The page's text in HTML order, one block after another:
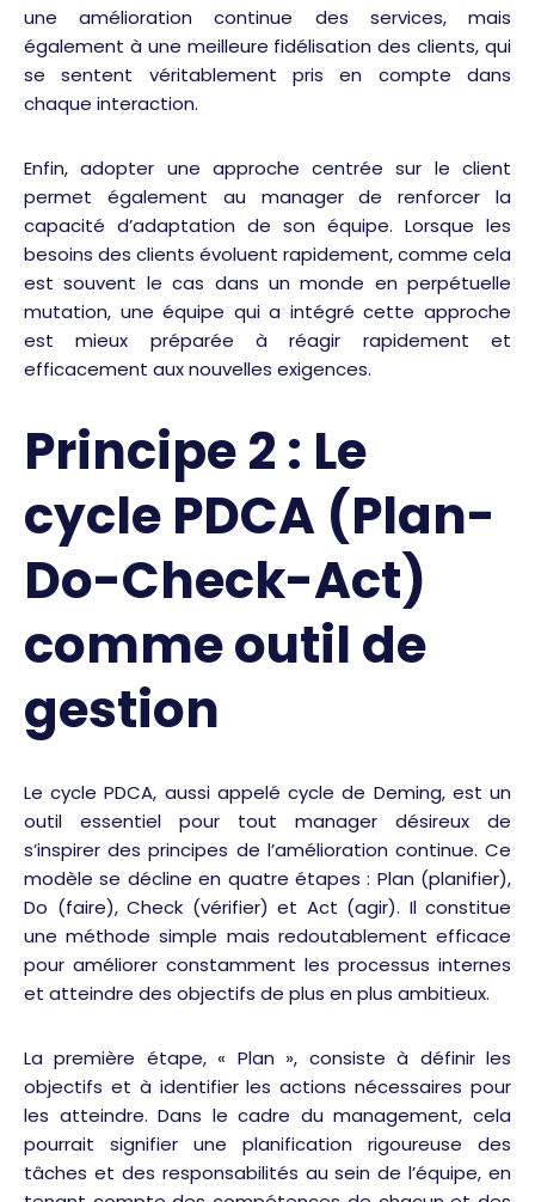
une amélioration continue des services, mais
également à une meilleure fidélisation des clients, qui
se sentent véritablement pris en compte dans
chaque interaction.
Enfin, adopter une approche centrée sur le client
permet également au manager de renforcer la
capacité d’adaptation de son équipe. Lorsque les
besoins des clients évoluent rapidement, comme cela
est souvent le cas dans un monde en perpétuelle
mutation, une équipe qui a intégré cette approche
est mieux préparée à réagir rapidement et
efficacement aux nouvelles exigences.
Principe 2 : Le
cycle PDCA (Plan-
Do-Check-Act)
comme outil de
gestion
Le cycle PDCA, aussi appelé cycle de Deming, est un
outil essentiel pour tout manager désireux de
s’inspirer des principes de l’amélioration continue. Ce
modèle se décline en quatre étapes : Plan (planifier),
Do (faire), Check (vérifier) et Act (agir). Il constitue
une méthode simple mais redoutablement efficace
pour améliorer constamment les processus internes
et atteindre des objectifs de plus en plus ambitieux.
La première étape, « Plan », consiste à définir les
objectifs et à identifier les actions nécessaires pour
les atteindre. Dans le cadre du management, cela
pourrait signifier une planification rigoureuse des
tâches et des responsabilités au sein de l’équipe, en